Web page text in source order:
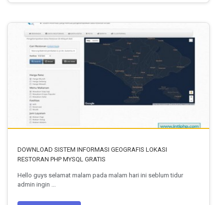
DOWNLOAD SISTEM INFORMASI GEOGRAFIS LOKASI
RESTORAN PHP MYSQL GRATIS
Hello guys selamat malam pada malam hari ini seblum tidur
admin ingin ...